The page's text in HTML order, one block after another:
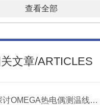
查看全部
文章/ARTICLES
深入探讨OMEGA热电偶测温线的制作工艺